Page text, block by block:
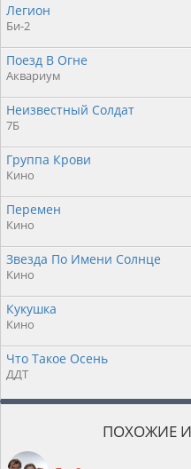
Легион
Би-2
Поезд В Огне
Аквариум
Неизвестный Солдат
7Б
Группа Крови
Кино
Перемен
Кино
Звезда По Имени Солнце
Кино
Кукушка
Кино
Что Такое Осень
ДДТ
ПОХОЖИЕ